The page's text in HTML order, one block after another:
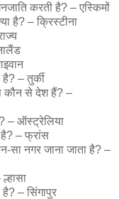
करती है? – एस्किमों
है? – क्रिस्टीना
– तुर्की
कौन से देश हैं? –
– ऑस्ट्रेलिया
है? – फ्रांस
सा नगर जाना जाता है? –
है? – सिंगापुर